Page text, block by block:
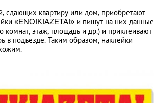
сдающих квартиру или дом, приобретают
«ΕΝΟΙΚΙΑΖΕΤΑΙ» и пишут на них данные
комнат, этаж, площадь и др.) и приклеивают
в подъезде. Таким образом, наклейки